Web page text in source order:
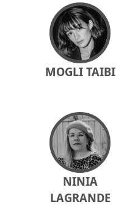
MOGLI TAIBI
NINIA
LAGRANDE